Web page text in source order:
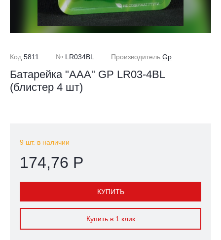
Код 5811 № LR034BL Производитель Gp
Батарейка "ААА" GP LR03-4BL
(блистер 4 шт)
9 шт. в наличии
174,76 Р
КУПИТЬ
Купить в 1 клик